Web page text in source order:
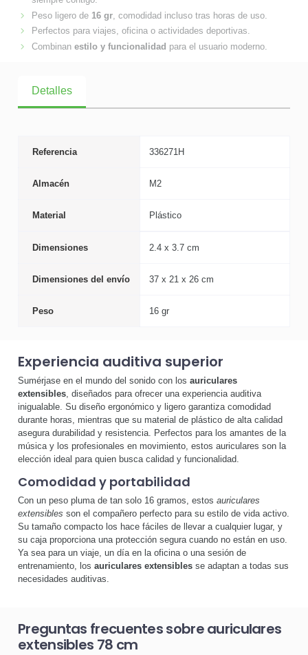
Peso ligero de 16 gr, comodidad incluso tras horas de uso.
Perfectos para viajes, oficina o actividades deportivas.
Combinan estilo y funcionalidad para el usuario moderno.
Detalles
Referencia 336271H
Almacén M2
Material Plástico
Dimensiones 2.4 x 3.7 cm
Dimensiones del envío 37 x 21 x 26 cm
Peso 16 gr
Experiencia auditiva superior
Sumérjase en el mundo del sonido con los auriculares
extensibles, diseñados para ofrecer una experiencia auditiva
inigualable. Su diseño ergonómico y ligero garantiza comodidad
durante horas, mientras que su material de plástico de alta calidad
asegura durabilidad y resistencia. Perfectos para los amantes de la
música y los profesionales en movimiento, estos auriculares son la
elección ideal para quien busca calidad y funcionalidad.
Comodidad y portabilidad
Con un peso pluma de tan solo 16 gramos, estos auriculares
extensibles son el compañero perfecto para su estilo de vida activo.
Su tamaño compacto los hace fáciles de llevar a cualquier lugar, y
su caja proporciona una protección segura cuando no están en uso.
Ya sea para un viaje, un día en la oficina o una sesión de
entrenamiento, los auriculares extensibles se adaptan a todas sus
necesidades auditivas.
Preguntas frecuentes sobre auriculares
extensibles 78 cm